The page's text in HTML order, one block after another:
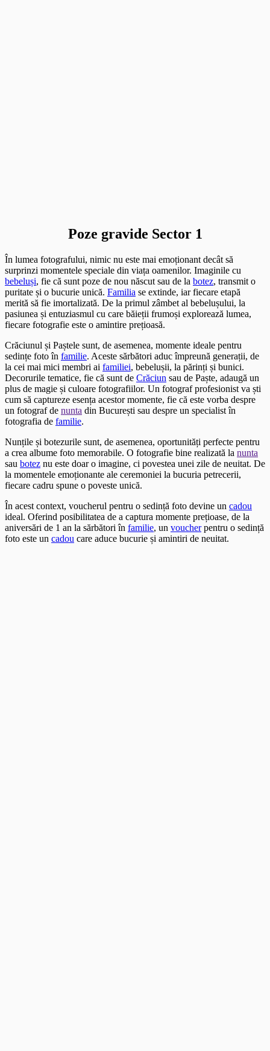
Poze gravide Sector 1
În lumea fotografului, nimic nu este mai emoționant decât să
surprinzi momentele speciale din viața oamenilor. Imaginile cu
bebeluși, fie că sunt poze de nou născut sau de la botez, transmit o
puritate și o bucurie unică. Familia se extinde, iar fiecare etapă
merită să fie imortalizată. De la primul zâmbet al bebelușului, la
pasiunea și entuziasmul cu care băieții frumoși explorează lumea,
fiecare fotografie este o amintire prețioasă.
Crăciunul și Paștele sunt, de asemenea, momente ideale pentru
sedințe foto în familie. Aceste sărbători aduc împreună generații, de
la cei mai mici membri ai familiei, bebelușii, la părinți și bunici.
Decorurile tematice, fie că sunt de Crăciun sau de Paște, adaugă un
plus de magie și culoare fotografiilor. Un fotograf profesionist va ști
cum să captureze esența acestor momente, fie că este vorba despre
un fotograf de nunta din București sau despre un specialist în
fotografia de familie.
Nunțile și botezurile sunt, de asemenea, oportunități perfecte pentru
a crea albume foto memorabile. O fotografie bine realizată la nunta
sau botez nu este doar o imagine, ci povestea unei zile de neuitat. De
la momentele emoționante ale ceremoniei la bucuria petrecerii,
fiecare cadru spune o poveste unică.
În acest context, voucherul pentru o sedință foto devine un cadou
ideal. Oferind posibilitatea de a captura momente prețioase, de la
aniversări de 1 an la sărbători în familie, un voucherpentru o sedință
foto este un cadou care aduce bucurie și amintiri de neuitat.